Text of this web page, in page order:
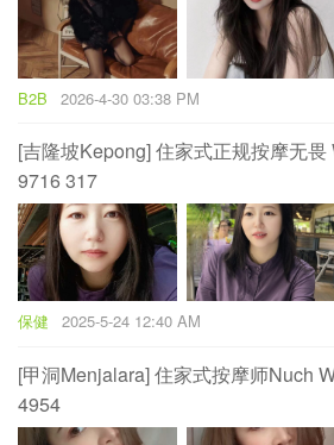
B2B 2026-4-30 03:38 PM
[吉隆坡Kepong] 住家式正规按摩无
9716 317
保健 2025-5-24 12:40 AM
[甲洞Menjalara] 住家式按摩师Nuch
4954